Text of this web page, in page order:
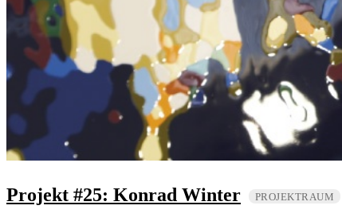
Projekt #25: Konrad Winter PROJEKTRAUM